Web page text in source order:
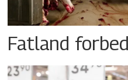
Fatland